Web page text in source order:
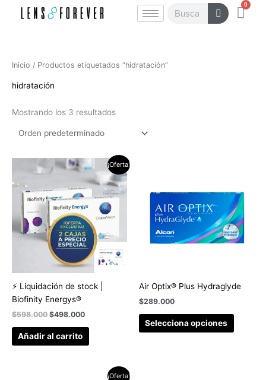
Buscar 0
Inicio / Productos etiquetados “hidratación”
hidratación
Mostrando los 3 resultados
¡Oferta!
⚡ Liquidación de stock |
Biofinity Energys®
$598.000
precio
era:
$598.000.
$498.000
precio
actual
es:
$498.000.
Añadir al carrito
Air Optix® Plus Hydraglyde
$289.000
Selecciona opciones
¡Oferta!